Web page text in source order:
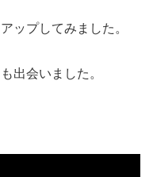
ップしてみました。
出会いました。